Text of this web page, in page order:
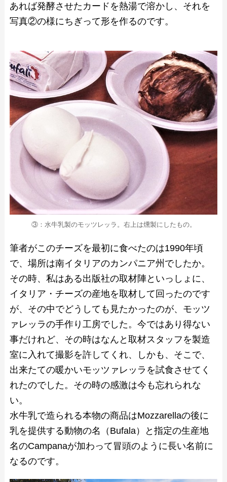
あれば発酵させたカードを熱湯で溶かし、それを
写真②の様にちぎって形を作るのです。
③：水牛乳製のモッツレッラ。右上は燻製にしたもの。
筆者がこのチーズを最初に食べたのは1990年頃
で、場所は南イタリアのカンパニア州でしたか。
その時、私はある出版社の取材陣といっしょに、
イタリア・チーズの産地を取材して回ったのです
が、その中でどうしても見たかったのが、モッツ
ァレッラの手作り工房でした。今ではあり得ない
事だけれど、その時はなんと取材スタッフを製造
室に入れて撮影を許してくれ、しかも、そこで、
出来たての暖かいモッツァレッラを試食させてく
れたのでした。その時の感激は今も忘れられな
い。
水牛乳で造られる本物の商品はMozzarellaの後に
乳を提供する動物の名（Bufala）と指定の生産地
名のCampanaが加わって冒頭のように長い名前に
なるのです。